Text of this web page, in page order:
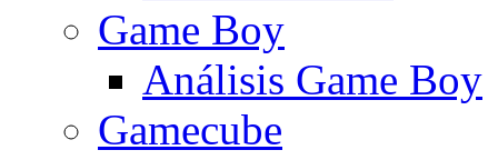
Game Boy
Análisis Game Boy
Gamecube